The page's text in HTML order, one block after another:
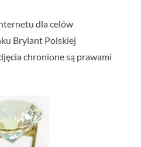
dla celów
Brylant Polskiej
chronione są prawami